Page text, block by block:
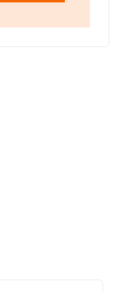
tiene su